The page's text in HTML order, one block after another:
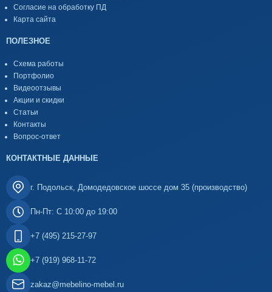
Согласие на обработку ПД
Карта сайта
ПОЛЕЗНОЕ
Схема работы
Портфолио
Видеоотзывы
Акции и скидки
Статьи
Контакты
Вопрос-ответ
КОНТАКТНЫЕ ДАННЫЕ
г. Подольск, Домодедовское шоссе дом 35 (производство)
Пн-Пт: С 10:00 до 19:00
+7 (495) 215-27-97
+7 (919) 968-11-72
zakaz@mebelino-mebel.ru